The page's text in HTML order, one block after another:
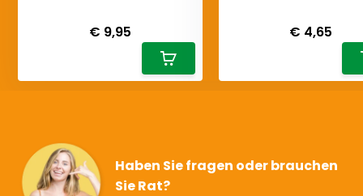
€ 9,95 € 4,65
Haben Sie fragen oder brauchen
Sie Rat?